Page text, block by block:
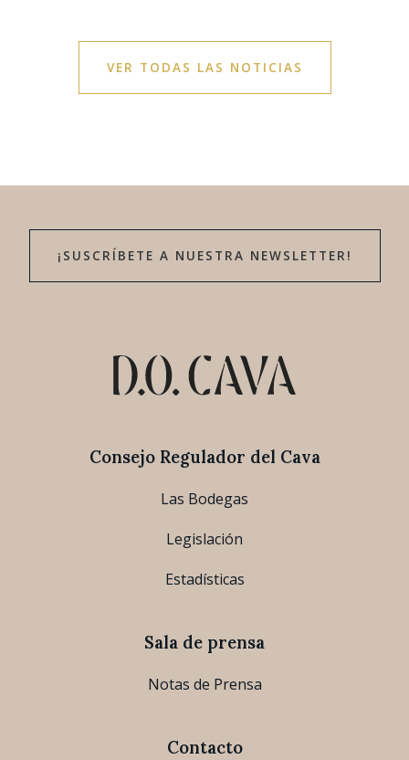
VER TODAS LAS NOTICIAS
¡SUSCRÍBETE A NUESTRA NEWSLETTER!
Consejo Regulador del Cava
Las Bodegas
Legislación
Estadísticas
Sala de prensa
Notas de Prensa
Contacto